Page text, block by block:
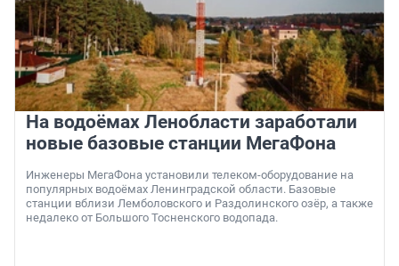
На водоёмах Ленобласти заработали
новые базовые станции МегаФона
Инженеры МегаФона установили телеком-оборудование на
популярных водоёмах Ленинградской области. Базовые
станции вблизи Лемболовского и Раздолинского озёр, а также
недалеко от Большого Тосненского водопада.